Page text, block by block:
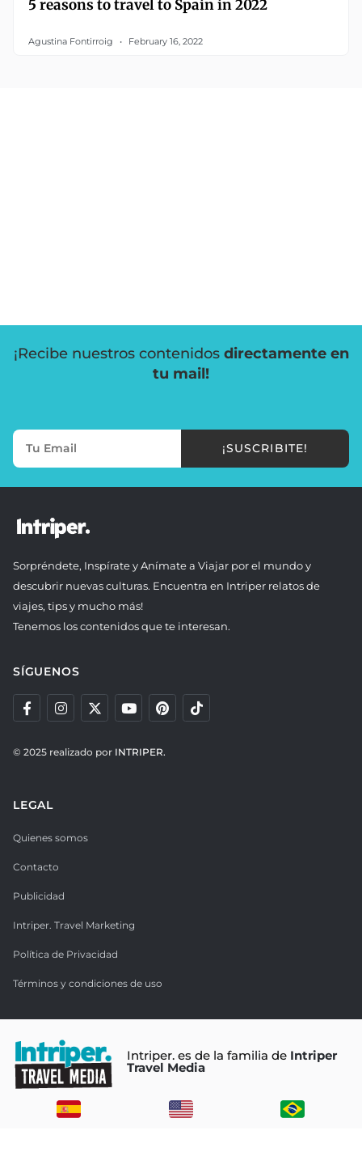
5 reasons to travel to Spain in 2022
Agustina Fontirroig February 16, 2022
¡Recibe nuestros contenidos directamente en
tu mail!
¡SUSCRIBITE!
Sorpréndete, Inspírate y Anímate a Viajar por el mundo y
descubrir nuevas culturas. Encuentra en Intriper relatos de
viajes, tips y mucho más!
Tenemos los contenidos que te interesan.
SÍGUENOS
© 2025 realizado por INTRIPER.
LEGAL
Quienes somos
Contacto
Publicidad
Intriper. Travel Marketing
Política de Privacidad
Términos y condiciones de uso
Intriper. es de la familia de Intriper
Travel Media